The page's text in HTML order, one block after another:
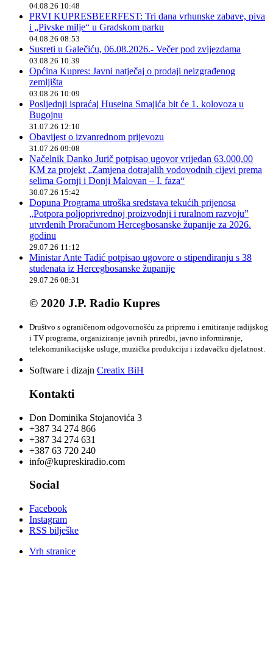
04.08.26 10:48
PRVI KUPRESBEERFEST: Tri dana vrhunske zabave, piva
i „Pivske milje“ u Gradskom parku
04.08.26 08:53
Susreti u Galečiću, 06.08.2026.- Večer pod zvijezdama
03.08.26 10:39
Općina Kupres: Javni natječaj o prodaji neizgrađenog
zemljišta
03.08.26 10:09
Posljednji ispraćaj Huseina Smajića bit će 1. kolovoza u
Bugojnu
31.07.26 12:10
Obavijest o izvanrednom prijevozu
31.07.26 09:08
Načelnik Danko Jurič potpisao ugovor vrijedan 63.000,00
KM za projekt „Zamjena dotrajalih vodovodnih cijevi prema
selima Gornji i Donji Malovan – I. faza“
30.07.26 15:42
Dopuna Programa utroška sredstava tekućih prijenosa
„Potpora poljoprivrednoj proizvodnji i ruralnom razvoju”
utvrđenih Proračunom Hercegbosanske županije za 2026.
godinu
29.07.26 11:12
Ministar Ante Tadić potpisao ugovore o stipendiranju s 38
studenata iz Hercegbosanske županije
29.07.26 08:31
© 2020 J.P. Radio Kupres
Društvo s ograničenom odgovornošću za pripremu i emitiranje radijskog
i TV programa, organiziranje javnih priredbi, javno informiranje,
telekomunikacijske usluge, muzička produkciju i izdavačku djelatnost.
Software i dizajn Creatix BiH
Kontakti
Don Dominika Stojanovića 3
+387 34 274 866
+387 34 274 631
+387 63 720 240
info@kupreskiradio.com
Social
Facebook
Instagram
RSS bilješke
Vrh stranice